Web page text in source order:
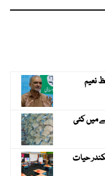
حافظ نعیم
میں کئی